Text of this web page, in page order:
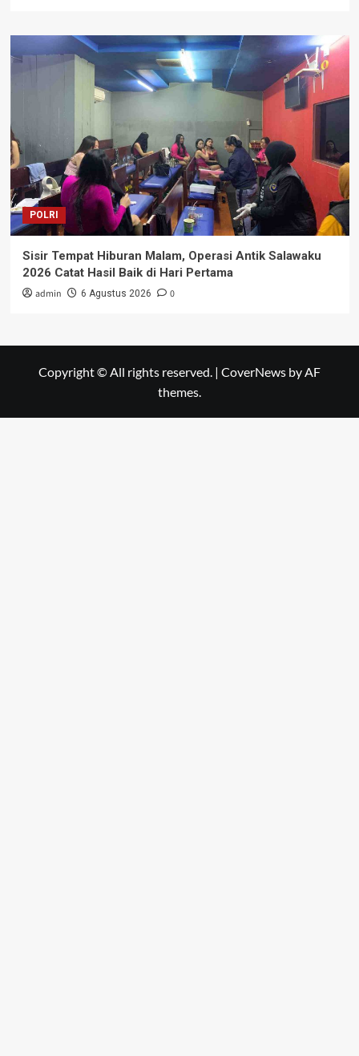
POLRI
Sisir Tempat Hiburan Malam, Operasi Antik Salawaku
2026 Catat Hasil Baik di Hari Pertama
admin 6 Agustus 2026 0
Copyright © All rights reserved. | CoverNews by AF
themes.